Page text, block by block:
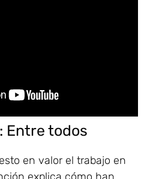
Entre todos
en valor el trabajo en